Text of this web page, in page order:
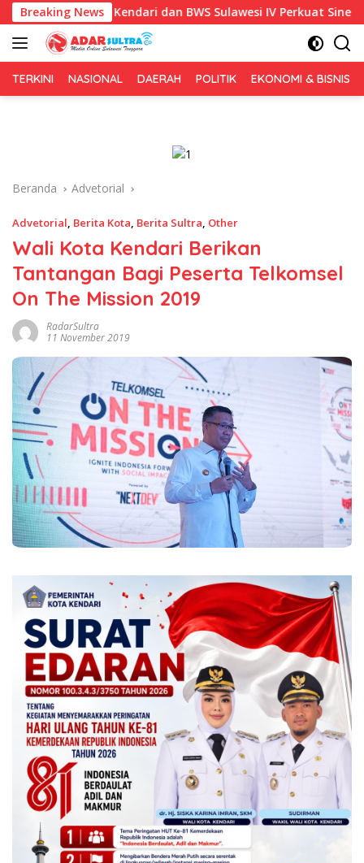
Langsung
ke
konten
Breaking News
Pemkot Kendari dan BWS Sulawesi IV Perkuat Sinergi Jaga
TERKINI NASIONAL DAERAH POLITIK EKONOMI & BISNIS
Beranda Advetorial
Advetorial, Berita Kota, Berita Sultra, Other
Wali Kota Kendari Berikan
Tantangan Bagi Peserta Telkomsel
On The Mission 2019
RadarSultra
11 November 2019